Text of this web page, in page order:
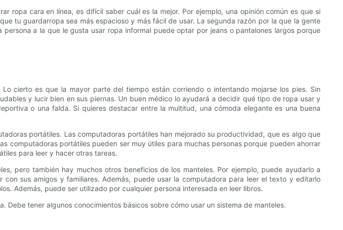
ropa cara en línea, es difícil saber cuál es la mejor. Por ejemplo, una opinión común es que si
tu guardarropa sea más espacioso y más fácil de usar. La segunda razón por la que la gente
a la que le gusta usar ropa informal puede optar por jeans o pantalones largos porque
cierto es que la mayor parte del tiempo están corriendo o intentando mojarse los pies. Sin
y lucir bien en sus piernas. Un buen médico lo ayudará a decidir qué tipo de ropa usar y
o una falda. Si quieres destacar entre la multitud, una cómoda elegante es una buena
portátiles. Las computadoras portátiles han mejorado su productividad, que es algo que
computadoras portátiles pueden ser muy útiles para muchas personas porque pueden ahorrar
para leer y hacer otras tareas.
pero también hay muchos otros beneficios de los manteles. Por ejemplo, puede ayudarlo a
sus amigos y familiares. Además, puede usar la computadora para leer el texto y editarlo
Además, puede ser utilizado por cualquier persona interesada en leer libros.
tener algunos conocimientos básicos sobre cómo usar un sistema de manteles.